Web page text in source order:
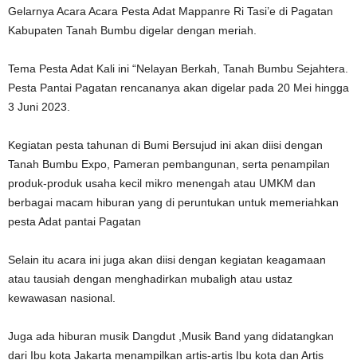
Gelarnya Acara Acara Pesta Adat Mappanre Ri Tasi’e di Pagatan
Kabupaten Tanah Bumbu digelar dengan meriah.
Tema Pesta Adat Kali ini “Nelayan Berkah, Tanah Bumbu Sejahtera.
Pesta Pantai Pagatan rencananya akan digelar pada 20 Mei hingga
3 Juni 2023.
Kegiatan pesta tahunan di Bumi Bersujud ini akan diisi dengan
Tanah Bumbu Expo, Pameran pembangunan, serta penampilan
produk-produk usaha kecil mikro menengah atau UMKM dan
berbagai macam hiburan yang di peruntukan untuk memeriahkan
pesta Adat pantai Pagatan
Selain itu acara ini juga akan diisi dengan kegiatan keagamaan
atau tausiah dengan menghadirkan mubaligh atau ustaz
kewawasan nasional.
Juga ada hiburan musik Dangdut ,Musik Band yang didatangkan
dari Ibu kota Jakarta menampilkan artis-artis Ibu kota dan Artis